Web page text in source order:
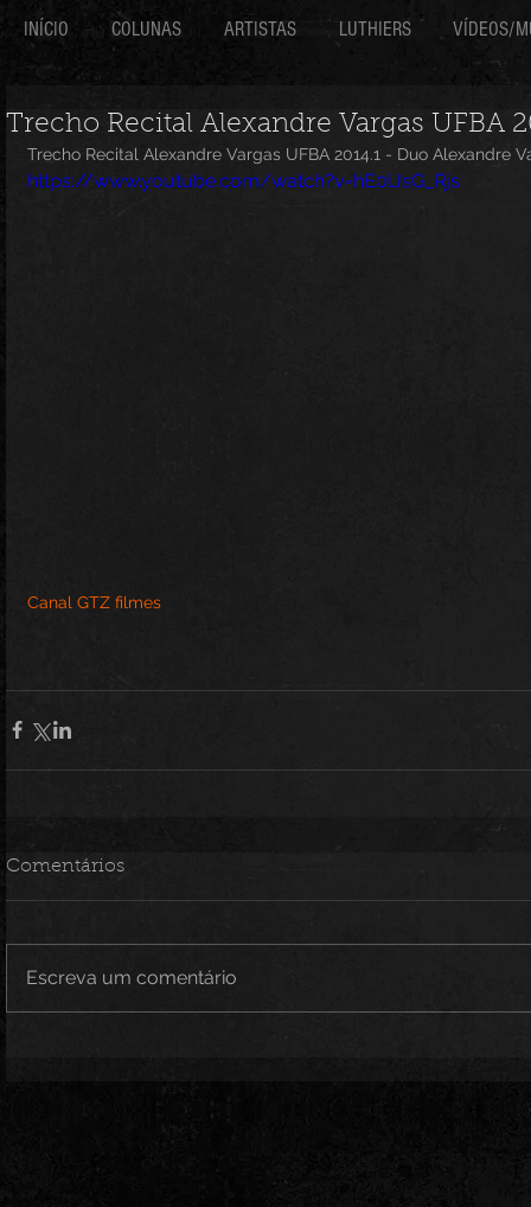
INÍCIO COLUNAS ARTISTAS LUTHIERS VÍDEOS/
Trecho Recital Alexandre Vargas UFBA
Trecho Recital Alexandre Vargas UFBA 2014.1 - Duo Alexandre
https://www.youtube.com/watch?v=hE0lJsG_Rjs
Canal GTZ filmes
Comentários
Escreva um comentário